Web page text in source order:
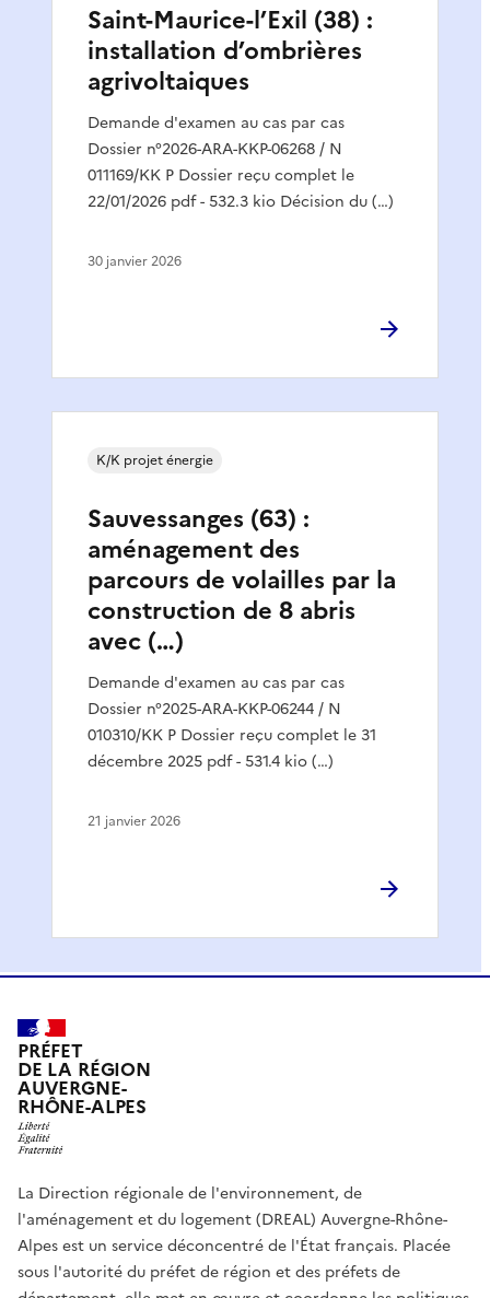
Saint-Maurice-l’Exil (38) :
installation d’ombrières
agrivoltaiques
Demande d'examen au cas par cas
Dossier n°2026-ARA-KKP-06268 / N
011169/KK P Dossier reçu complet le
22/01/2026 pdf - 532.3 kio Décision du (…)
30 janvier 2026
Sauvessanges (63) :
aménagement des
parcours de volailles par la
construction de 8 abris
avec (…)
Demande d'examen au cas par cas
Dossier n°2025-ARA-KKP-06244 / N
010310/KK P Dossier reçu complet le 31
décembre 2025 pdf - 531.4 kio (…)
K/K projet énergie
21 janvier 2026
PRÉFET
DE LA RÉGION
AUVERGNE-
RHÔNE-ALPES
La Direction régionale de l'environnement, de
l'aménagement et du logement (DREAL) Auvergne-Rhône-
Alpes est un service déconcentré de l'État français. Placée
sous l'autorité du préfet de région et des préfets de